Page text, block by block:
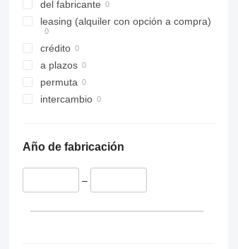
del fabricante
leasing (alquiler con opción a compra)
crédito
a plazos
permuta
intercambio
Año de fabricación
–